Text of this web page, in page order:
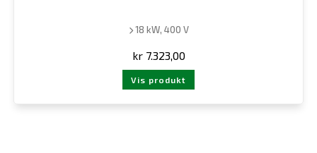
18 kW, 400 V
kr7.323,00
Vis produkt